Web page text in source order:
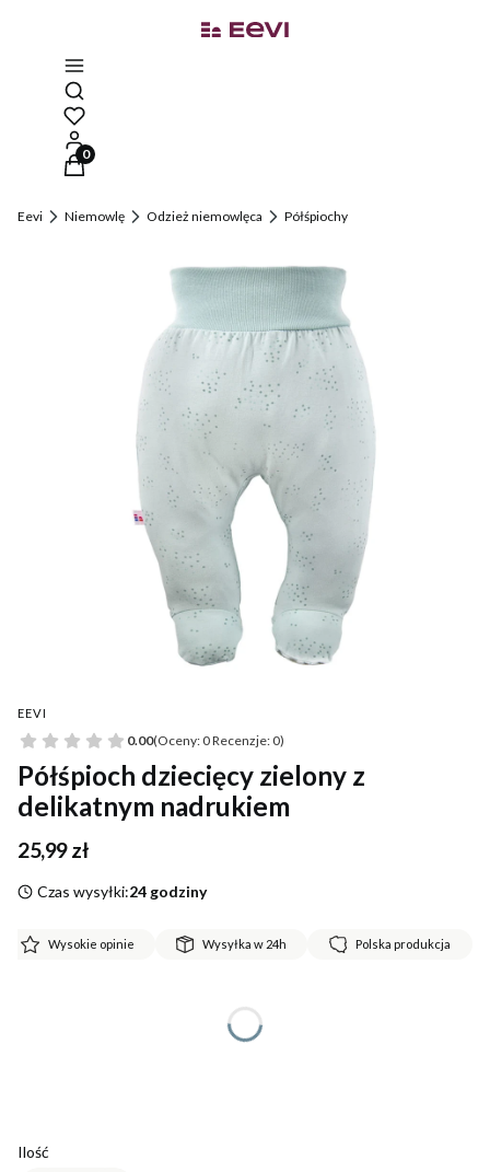
Otwórz wyszukiwarkę
Produkty w koszyku: 0. Zobacz szczegóły
Eevi Niemowlę Odzież niemowlęca Półśpiochy
EEVI
0.00(Oceny: 0 Recenzje: 0)
Półśpioch dziecięcy zielony z
delikatnym nadrukiem
Cena
25,99 zł
Czas wysyłki:24 godziny
Wysokie opinie Wysyłka w 24h Polska produkcja
Ilość